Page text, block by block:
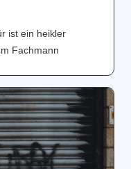
ist ein heikler
Fachmann